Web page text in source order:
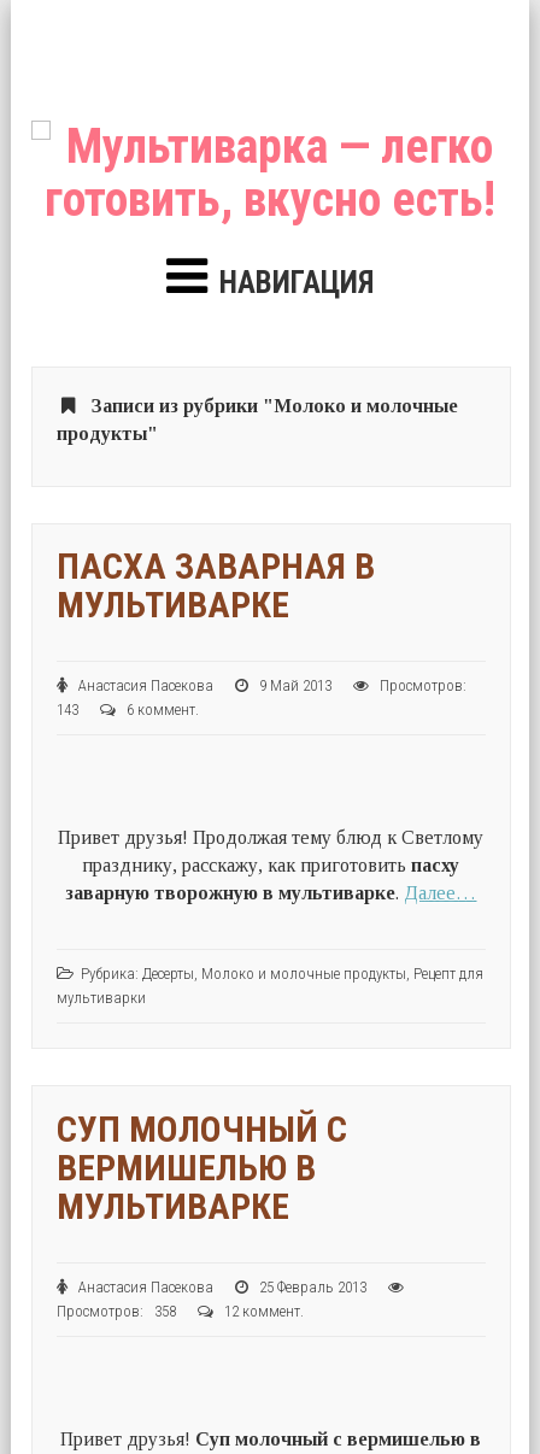
НАВИГАЦИЯ
Записи из рубрики "Молоко и молочные
продукты"
ПАСХА ЗАВАРНАЯ В
МУЛЬТИВАРКЕ
Анастасия Пасекова 9 Май 2013
Просмотров:
143
6 коммент.
Привет друзья! Продолжая тему блюд к Светлому
празднику, расскажу, как приготовитьпасху
заварную творожную в мультиварке. Далее…
Рубрика: Десерты, Молоко и молочные продукты, Рецепт для
мультиварки
СУП МОЛОЧНЫЙ С
ВЕРМИШЕЛЬЮ В
МУЛЬТИВАРКЕ
Анастасия Пасекова
25 Февраль 2013
Просмотров: 358
12 коммент.
Привет друзья! Суп молочный с вермишелью в